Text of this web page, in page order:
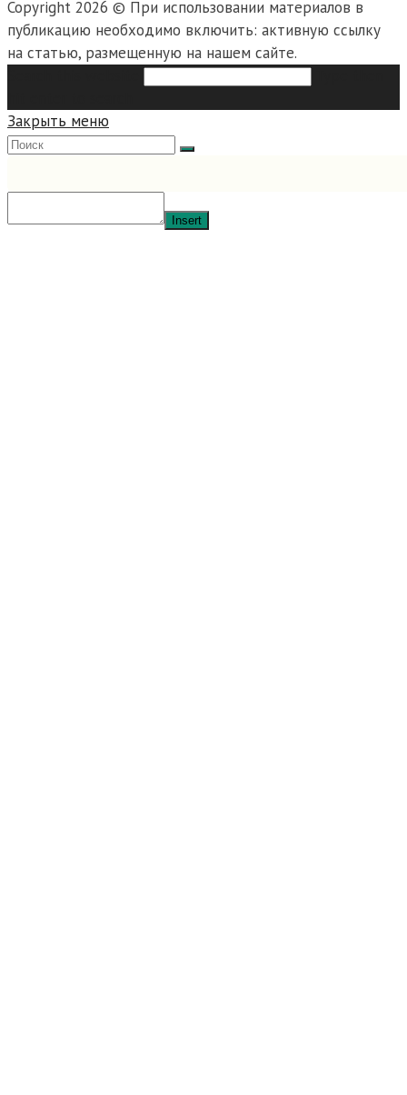
Copyright 2026 © При использовании материалов в
публикацию необходимо включить: активную ссылку
на статью, размещенную на нашем сайте.
Закрыть меню
Insert